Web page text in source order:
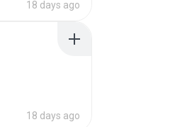
18 days ago
18 days ago